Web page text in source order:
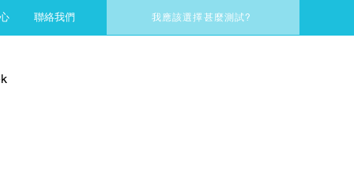
聯絡我們 我應該選擇甚麼測試?